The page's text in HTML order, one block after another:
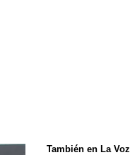
También en La Voz